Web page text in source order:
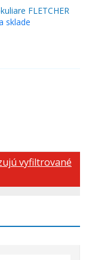
FLETCHER
sklade
vyfiltrované